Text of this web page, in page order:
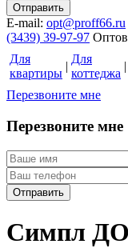
E-mail: opt@proff66.ru
(3439) 39-97-97
Для
квартиры
|
Для
коттеджа
|
Перезвоните мне
Перезвоните мне
Симпл ДО